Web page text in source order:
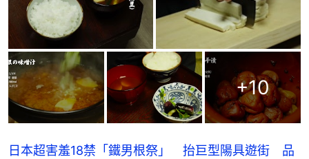
+10
日本超害羞18禁「鐵男根祭」 抬巨型陽具遊街 品